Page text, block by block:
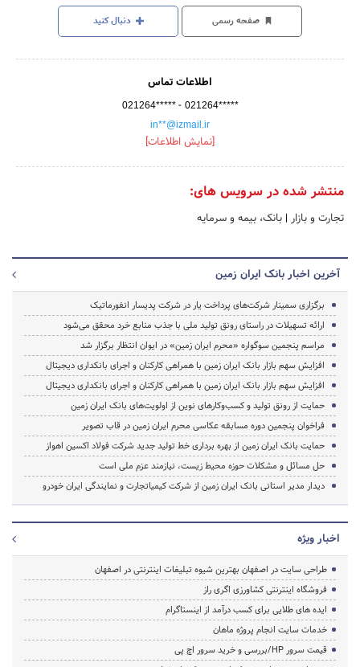
صفحه رسمی دنبال کنید
اطلاعات تماس
021264***** - 021264*****
in**@izmail.ir
[نمایش اطلاعات]
منتشر شده در سرویس های:
تجارت و بازار | بانک، بیمه و سرمایه
آخرین اخبار بانک ایران زمین
برگزاری سمینار شرکت‌های پرداخت یار در شرکت پدیسار انفورماتیک
ارائه تسهیلات در راستای رونق تولید ملی با جذب منابع خرد محقق می‌شود
مراسم پنجمین سوگواره‌ «محرم ایران زمین» در ایوان انتظار برگزار شد
افزایش سهم بازار بانک ایران زمین با همراهی کارکنان و اجرای بانکداری دیجیتال
افزایش سهم بازار بانک ایران زمین با همراهی کارکنان و اجرای بانکداری دیجیتال
حمایت از رونق تولید و کسب‌وکارهای نوین از اولویت‌های بانک ایران زمین
فراخوان پنجمین دوره مسابقه عکاسی محرم ایران زمین در قاب تصویر
حمایت بانک ایران زمین از بهره برداری خط تولید جدید شرکت فولاد اکسین اهواز
حل مسائل و مشکلات حوزه محیط زیست، نیازمند عزم ملی است
دیدار مدیر استانی بانک ایران زمین از شرکت کیمیاتجارت و نمایندگی ایران خودرو
اخبار ویژه
طراحی سایت در اصفهان بهترین شیوه تبلیغات اینترنتی در اصفهان
فروشگاه اینترنتی کشاورزی اگری راز
ایده های طلایی برای کسب درآمد از اینستاگرام
خدمات سایت انجام پروژه ماهان
قیمت سرور HP/بررسی و خرید سرور اچ پی